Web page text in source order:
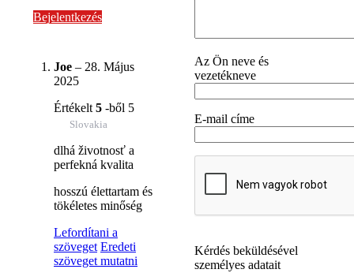
Bejelentkezés
Joe – 28. Május
2025
Értékelt 5 -ből 5
Slovakia
dlhá životnosť a
perfekná kvalita
hosszú élettartam és
tökéletes minőség
Lefordítani a
szöveget Eredeti
szöveget mutatni
Az Ön neve és
vezetékneve
E-mail címe
Kérdés beküldésével
személyes adatait